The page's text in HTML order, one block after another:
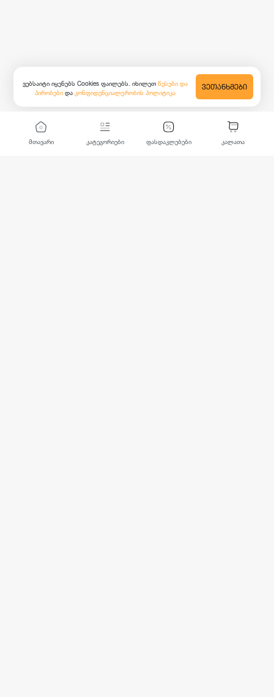
მთავარი კატეგორიები ფასდაკლებები კალათა
ვებსაიტი იყენებს Cookies ფაილებს. იხილეთ წესები და
პირობები და კონფიდენციალურობის პოლიტიკა
ᲕᲔᲗᲐᲜᲮᲛᲔᲑᲘ